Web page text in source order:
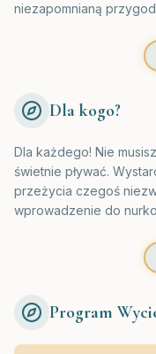
niezapomnianą
Dla kogo?
Dla każdego! Nie
świetnie pływać.
przeżycia czegoś
wprowadzenie do
Program